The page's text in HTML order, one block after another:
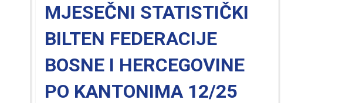
MJESEČNI STATISTIČKI
BILTEN FEDERACIJE
BOSNE I HERCEGOVINE
PO KANTONIMA 12/25